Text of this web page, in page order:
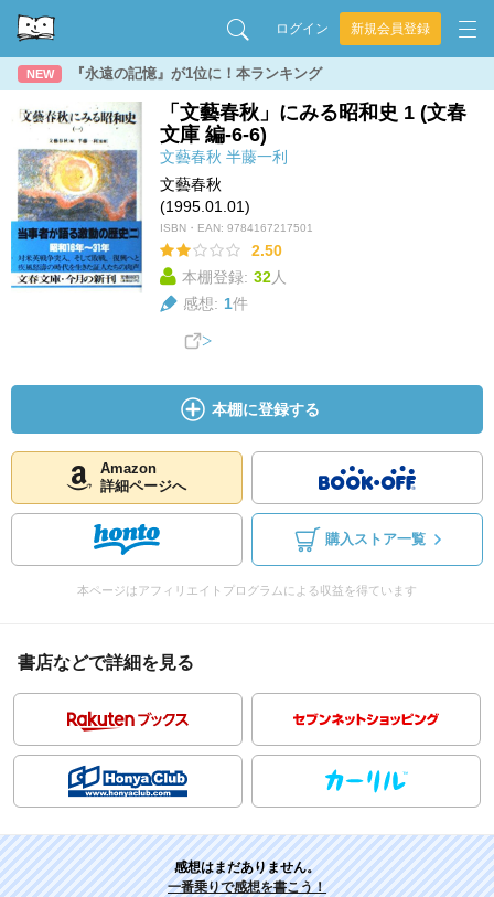
ログイン 新規会員登録
NEW 『永遠の記憶』が1位に！本ランキング
「文藝春秋」にみる昭和史 1 (文春
文庫 編-6-6)
文藝春秋 半藤一利
文藝春秋
(1995.01.01)
ISBN・EAN: 9784167217501
2.50
本棚登録: 32人
感想: 1件
本棚に登録する
Amazon
詳細ページへ
購入ストア一覧
本ページはアフィリエイトプログラムによる収益を得ています
書店などで詳細を見る
感想はまだありません。
一番乗りで感想を書こう！